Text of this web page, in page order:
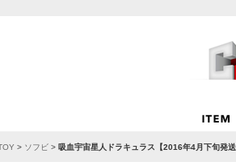
> ソフビ > 吸血宇宙星人ドラキュラス【2016年4月下旬発